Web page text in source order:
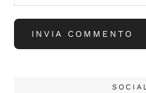
SOCIAL